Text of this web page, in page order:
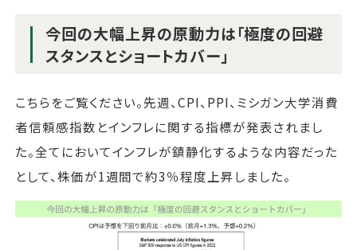
今回の大幅上昇の原動力は「極度の回避
スタンスとショートカバー」
こちらをご覧ください。先週、CPI、PPI、ミシガン大学消費
者信頼感指数とインフレに関する指標が発表されまし
た。全てにおいてインフレが鎮静化するような内容だった
として、株価が1週間で約3％程度上昇しました。